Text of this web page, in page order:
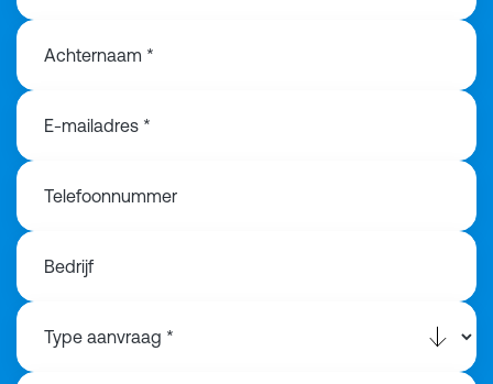
Achternaam *
E-mailadres *
Telefoonnummer
Bedrijf